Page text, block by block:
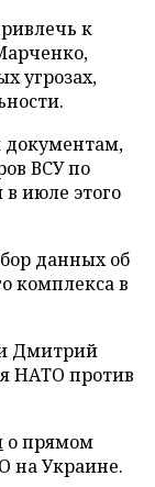
к
угрозах,
документам,
ВСУ по
июле этого
данных об
комплекса в
Дмитрий
НАТО против
о прямом
на Украине.